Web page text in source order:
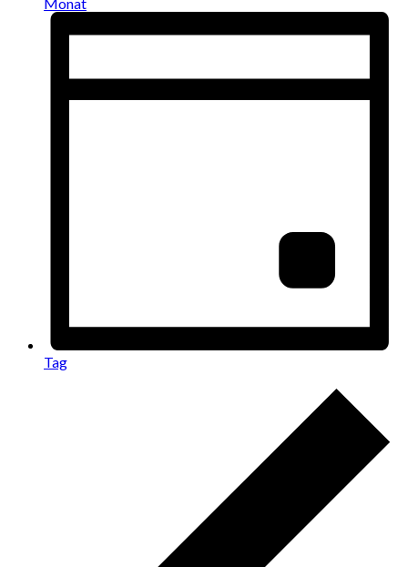
Monat
Tag